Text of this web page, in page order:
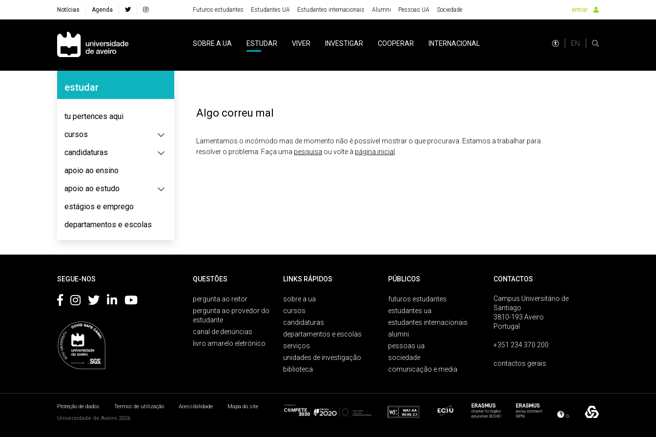
Notícias Agenda Futuros estudantes Estudantes UA Estudantes internacionais Alumni Pessoas UA Sociedade entrar
Navegação Principal
SOBRE A UA ESTUDAR VIVER INVESTIGAR COOPERAR INTERNACIONAL EN
Navegação Lateral
estudar
tu pertences aqui
cursos
candidaturas
apoio ao ensino
apoio ao estudo
estágios e emprego
departamentos e escolas
Algo correu mal
Lamentamos o incómodo mas de momento não é possível mostrar o que procurava. Estamos a trabalhar para
resolver o problema. Faça uma pesquisa ou volte à página inicial
SEGUE-NOS QUESTÕES
pergunta ao reitor
pergunta ao provedor do
estudante
canal de denúncias
livro amarelo eletrónico
LINKS RÁPIDOS
sobre a ua
cursos
candidaturas
departamentos e escolas
serviços
unidades de investigação
biblioteca
PÚBLICOS
futuros estudantes
estudantes ua
estudantes internacionais
alumni
pessoas ua
sociedade
comunicação e media
CONTACTOS
Campus Universitário de
Santiago
3810-193 Aveiro
Portugal
+351 234 370 200
contactos gerais
Proteção de dados Termos de utilização Acessibilidade
Mapa do site
Universidade de Aveiro 2026